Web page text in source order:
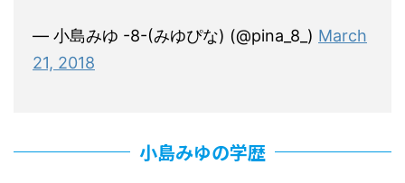
— 小島みゆ -8-(みゆぴな) (@pina_8_) March
21, 2018
小島みゆの学歴